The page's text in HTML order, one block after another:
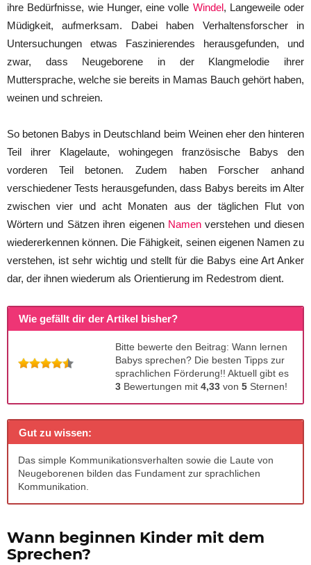
ihre Bedürfnisse, wie Hunger, eine volle Windel, Langeweile oder
Müdigkeit, aufmerksam. Dabei haben Verhaltensforscher in
Untersuchungen etwas Faszinierendes herausgefunden, und
zwar, dass Neugeborene in der Klangmelodie ihrer
Muttersprache, welche sie bereits in Mamas Bauch gehört haben,
weinen und schreien.
So betonen Babys in Deutschland beim Weinen eher den hinteren
Teil ihrer Klagelaute, wohingegen französische Babys den
vorderen Teil betonen. Zudem haben Forscher anhand
verschiedener Tests herausgefunden, dass Babys bereits im Alter
zwischen vier und acht Monaten aus der täglichen Flut von
Wörtern und Sätzen ihren eigenen Namenverstehen und diesen
wiedererkennen können. Die Fähigkeit, seinen eigenen Namen zu
verstehen, ist sehr wichtig und stellt für die Babys eine Art Anker
dar, der ihnen wiederum als Orientierung im Redestrom dient.
Wie gefällt dir der Artikel bisher?
Bitte bewerte den Beitrag: Wann lernen
Babys sprechen? Die besten Tipps zur
sprachlichen Förderung!! Aktuell gibt es
3 Bewertungen mit 4,33 von 5 Sternen!
Gut zu wissen:
Das simple Kommunikationsverhalten sowie die Laute von
Neugeborenen bilden das Fundament zur sprachlichen
Kommunikation.
Wann beginnen Kinder mit dem
Sprechen?